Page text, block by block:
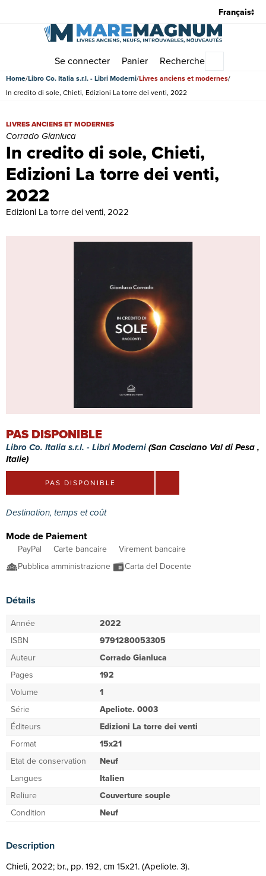
Se connecter Panier Recherche
Home Libro Co. Italia s.r.l. - Libri Moderni Livres anciens et modernes
In credito di sole, Chieti, Edizioni La torre dei venti, 2022
In credito di sole, Chieti,
Edizioni La torre dei venti,
2022
In credito di sole, Chieti, Edizioni La torre dei venti, 2022 | Livres
LIVRES ANCIENS ET MODERNES
Corrado Gianluca
Edizioni La torre dei venti, 2022
PAS DISPONIBLE
Libro Co. Italia s.r.l. - Libri Moderni(San Casciano Val di Pesa ,
Italie)
PAS DISPONIBLE
Destination, temps et coût
Mode de Paiement
PayPal Carte bancaire
Virement bancaire
Pubblica amministrazione
Carta del Docente
Détails
Année
2022
ISBN
9791280053305
Auteur
Corrado Gianluca
Pages
192
Volume
1
Série
Apeliote. 0003
Éditeurs
Edizioni La torre dei venti
Format
15x21
Etat de conservation
Neuf
Langues
Italien
Reliure
Couverture souple
Condition
Neuf
Description
Chieti, 2022; br., pp. 192, cm 15x21. (Apeliote. 3).